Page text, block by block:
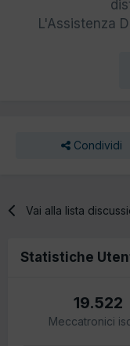
L'Assistenza
Condividi
Vai alla lista
Statistiche
19.522
Meccatronici